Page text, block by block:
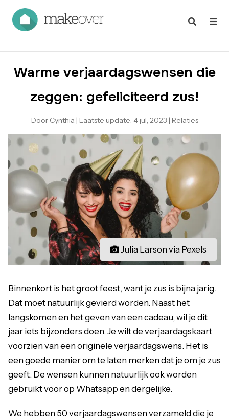
Warme verjaardagswensen die
zeggen: gefeliciteerd zus!
Door Cynthia | Laatste update: 4 jul, 2023 | Relaties
Julia Larson via Pexels
Binnenkort is het groot feest, want je zus is bijna jarig.
Dat moet natuurlijk gevierd worden. Naast het
langskomen en het geven van een cadeau, wil je dit
jaar iets bijzonders doen. Je wilt de verjaardagskaart
voorzien van een originele verjaardagswens. Het is
een goede manier om te laten merken dat je om je zus
geeft. De wensen kunnen natuurlijk ook worden
gebruikt voor op Whatsapp en dergelijke.
We hebben 50 verjaardagswensen verzameld die je